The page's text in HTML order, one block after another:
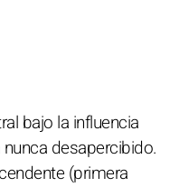
bajo la influencia
desapercibido.
(primera